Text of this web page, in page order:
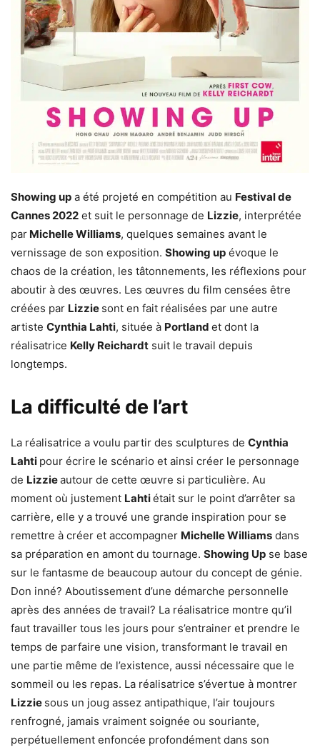
Showing up a été projeté en compétition au Festival de
Cannes 2022 et suit le personnage de Lizzie, interprétée
par Michelle Williams, quelques semaines avant le
vernissage de son exposition. Showing up évoque le
chaos de la création, les tâtonnements, les réflexions pour
aboutir à des œuvres. Les œuvres du film censées être
créées par Lizzie sont en fait réalisées par une autre
artiste Cynthia Lahti, située à Portland et dont la
réalisatrice Kelly Reichardt suit le travail depuis
longtemps.
La difficulté de l’art
La réalisatrice a voulu partir des sculptures de Cynthia
Lahti pour écrire le scénario et ainsi créer le personnage
de Lizzieautour de cette œuvre si particulière. Au
moment où justement Lahtiétait sur le point d’arrêter sa
carrière, elle y a trouvé une grande inspiration pour se
remettre à créer et accompagner Michelle Williams dans
sa préparation en amont du tournage. Showing Up se base
sur le fantasme de beaucoup autour du concept de génie.
Don inné? Aboutissement d’une démarche personnelle
après des années de travail? La réalisatrice montre qu’il
faut travailler tous les jours pour s’entrainer et prendre le
temps de parfaire une vision, transformant le travail en
une partie même de l’existence, aussi nécessaire que le
sommeil ou les repas. La réalisatrice s’évertue à montrer
Lizzie sous un joug assez antipathique, l’air toujours
renfrogné, jamais vraiment soignée ou souriante,
perpétuellement enfoncée profondément dans son